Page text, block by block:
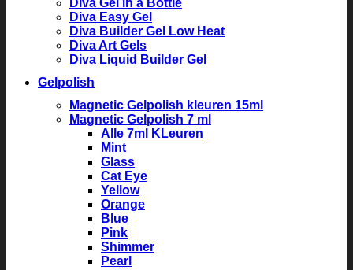
Diva Gel in a Bottle
Diva Easy Gel
Diva Builder Gel Low Heat
Diva Art Gels
Diva Liquid Builder Gel
Gelpolish
Magnetic Gelpolish kleuren 15ml
Magnetic Gelpolish 7 ml
Alle 7ml KLeuren
Mint
Glass
Cat Eye
Yellow
Orange
Blue
Pink
Shimmer
Pearl